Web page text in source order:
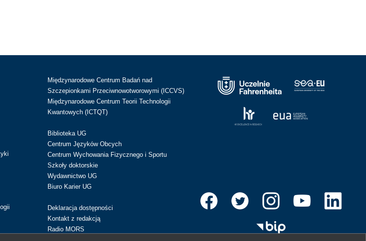
Międzynarodowe Centrum Badań nad
Szczepionkami Przeciwnowotworowymi (ICCVS)
Międzynarodowe Centrum Teorii Technologii
Kwantowych (ICTQT)
Biblioteka UG
Centrum Języków Obcych
Centrum Wychowania Fizycznego i Sportu
Szkoły doktorskie
Wydawnictwo UG
Biuro Karier UG
Deklaracja dostępności
Kontakt z redakcją
Radio MORS